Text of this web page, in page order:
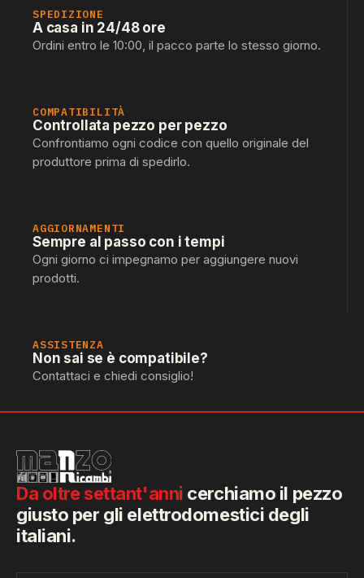
SPEDIZIONE
A casa in 24/48 ore
Ordini entro le 10:00, il pacco parte lo stesso giorno.
COMPATIBILITÀ
Controllata pezzo per pezzo
Confrontiamo ogni codice con quello originale del
produttore prima di spedirlo.
AGGIORNAMENTI
Sempre al passo con i tempi
Ogni giorno ci impegnamo per aggiungere nuovi
prodotti.
ASSISTENZA
Non sai se è compatibile?
Contattaci e chiedi consiglio!
Da oltre settant'anni cerchiamo il pezzo
giusto per gli elettrodomestici degli
italiani.